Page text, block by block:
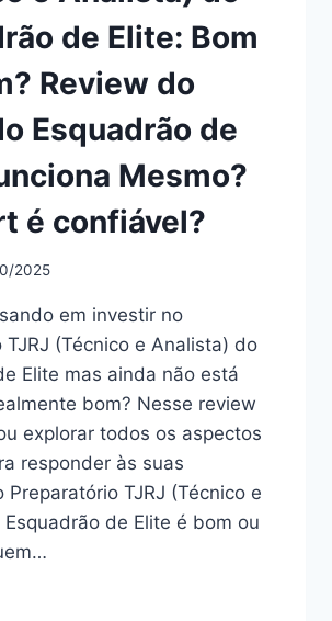
de Elite: Bom
Review do
Esquadrão de
Mesmo?
é confiável?
2025
em investir no
TJRJ (Técnico e Analista) do
Elite mas ainda não está
bom? Nesse review
explorar todos os aspectos
responder às suas
Preparatório TJRJ (Técnico e
de Elite é bom ou